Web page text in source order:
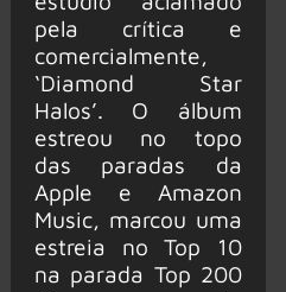
pela crítica e
comercialmente,
‘Diamond Star
Halos’. O álbum
estreou no topo
das paradas da
Apple e Amazon
Music, marcou uma
estreia no Top 10
na parada Top 200